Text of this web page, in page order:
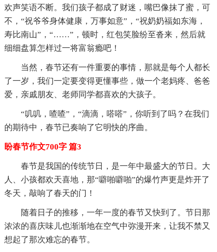
欢声笑语不断。我们孩子都成了财迷，嘴巴像抹了蜜，可
不，“祝爷爷身体健康，万事如意”，“祝奶奶福如东海，
寿比南山”，“……”，顿时，红包笑脸纷至沓来，然后就
细细盘算怎样过一将富翁瘾吧！
当然，春节还有一件重要的事情，那就是每个人都长
了一岁，我们一定要变得更懂事些，做一个老妈疼、爸爸
爱，亲戚朋友、老师同学都喜欢的大孩子。
“叽叽，喳喳”，“滴滴，嗒嗒”，你听到了吗？在我们
的期待中，春节已奏响了它明快的序曲。
盼春节作文700字 篇3
春节是我国的传统节日，是一年中最盛大的节日。大
人、小孩都欢天喜地，那“噼啪噼啪”的爆竹声更是炸开了
冬天，敲响了春天的门！
随着日子的推移，一年一度的春节又快到了。节日那
浓浓的喜庆味儿也渐渐地在空气中弥漫开来，让我不禁又
想起了那次难忘的春节。